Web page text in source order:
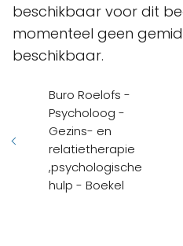
beschikbaar voor dit
momenteel geen
beschikbaar.
Buro Roelofs -
Psycholoog -
Gezins- en
relatietherapie
,psychologische
hulp - Boekel